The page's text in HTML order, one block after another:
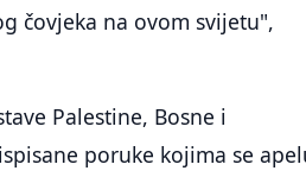
čovjeka na ovom svijetu",
Palestine, Bosne i
poruke kojima se